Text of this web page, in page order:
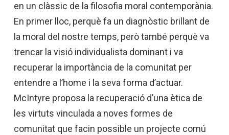
en un clàssic de la filosofia moral contemporània.
En primer lloc, perquè fa un diagnòstic brillant de
la moral del nostre temps, però també perquè va
trencar la visió individualista dominant i va
recuperar la importància de la comunitat per
entendre a l’home i la seva forma d’actuar.
McIntyre proposa la recuperació d’una ètica de
les virtuts vinculada a noves formes de
comunitat que facin possible un projecte comú